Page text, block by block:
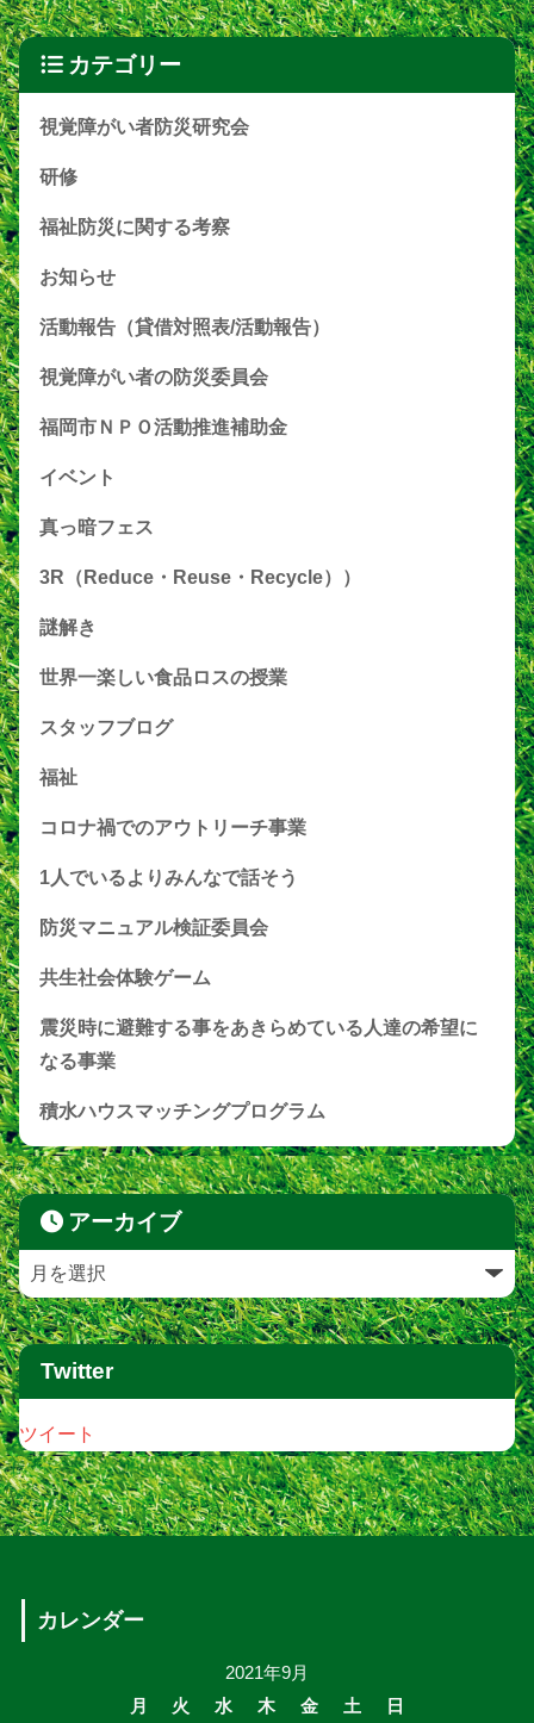
カテゴリー
視覚障がい者防災研究会
研修
福祉防災に関する考察
お知らせ
活動報告（貸借対照表/活動報告）
視覚障がい者の防災委員会
福岡市ＮＰＯ活動推進補助金
イベント
真っ暗フェス
3R（Reduce・Reuse・Recycle））
謎解き
世界一楽しい食品ロスの授業
スタッフブログ
福祉
コロナ禍でのアウトリーチ事業
1人でいるよりみんなで話そう
防災マニュアル検証委員会
共生社会体験ゲーム
震災時に避難する事をあきらめている人達の希望に
なる事業
積水ハウスマッチングプログラム
アーカイブ
Twitter
ツイート
カレンダー
2021年9月
月
火 水 木 金 土 日